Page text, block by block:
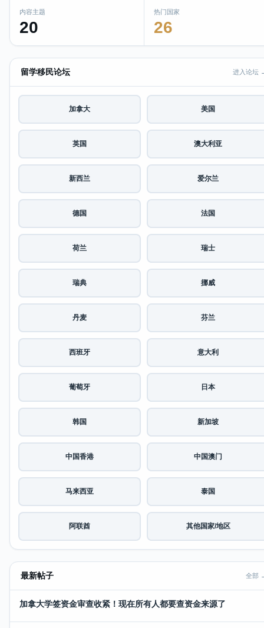
内容主题
20
热门国家
26
留学移民论坛 进入论坛
加拿大 美国
英国 澳大利亚
新西兰 爱尔兰
德国 法国
荷兰 瑞士
瑞典 挪威
丹麦 芬兰
西班牙 意大利
葡萄牙 日本
韩国 新加坡
中国香港 中国澳门
马来西亚 泰国
阿联酋 其他国家/地区
最新帖子 全部
加拿大学签资金审查收紧！现在所有人都要查资金来源了